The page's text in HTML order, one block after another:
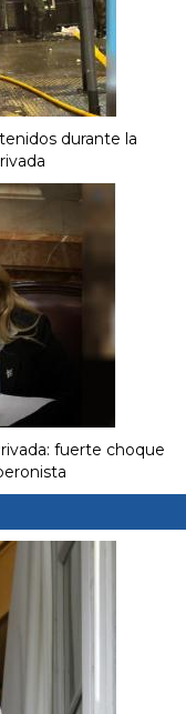
durante la
fuerte choque